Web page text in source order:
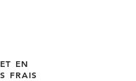
EN
FRAIS